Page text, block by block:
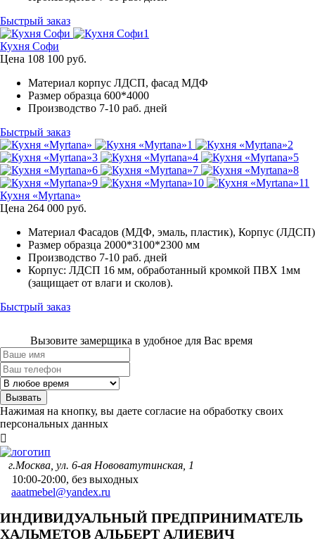
Быстрый заказ
Кухня Софи
Цена 108 100 руб.
Материал корпус ЛДСП, фасад МДФ
Размер образца 600*4000
Производство 7-10 раб. дней
Быстрый заказ
Кухня «Myrtana»
Цена 264 000 руб.
Материал Фасадов (МДФ, эмаль, пластик), Корпус (ЛДСП)
Размер образца 2000*3100*2300 мм
Производство 7-10 раб. дней
Корпус: ЛДСП 16 мм, обработанный кромкой ПВХ 1мм
(защищает от влаги и сколов).
Быстрый заказ
Вызовите замерщика в удобное для Вас время
Вызвать
Нажимая на кнопку, вы даете согласие на обработку своих
персональных данных
г.Москва, ул. 6-ая Нововатутинская, 1
10:00-20:00, без выходных
aaatmebel@yandex.ru
ИНДИВИДУАЛЬНЫЙ ПРЕДПРИНИМАТЕЛЬ
ХАЛЬМЕТОВ АЛЬБЕРТ АЛИЕВИЧ